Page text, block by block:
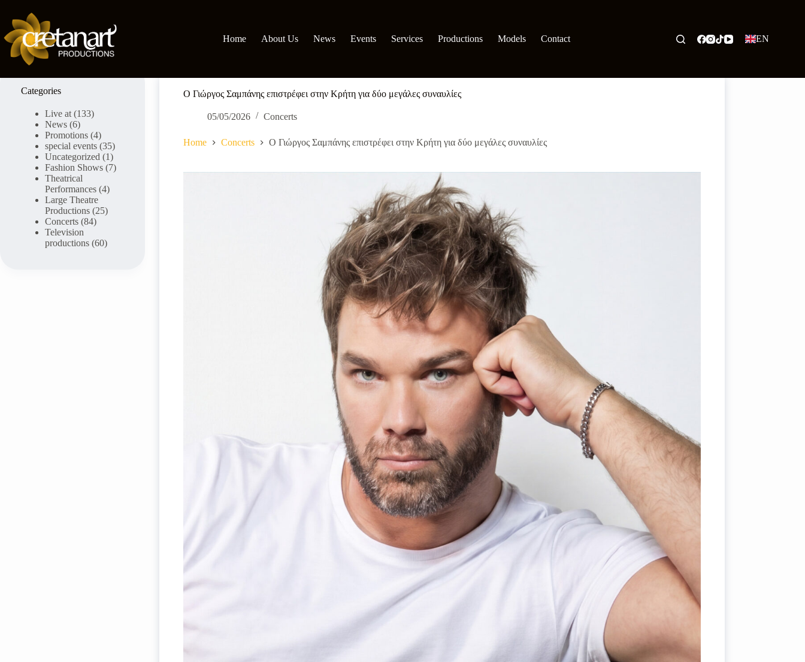
content
Home
About Us News Events Services Productions Models Contact EN
Ο Γιώργος Σαμπάνης επιστρέφει στην Κρήτη για δύο μεγάλες συναυλίες
05/05/2026 Concerts
Home Concerts Ο Γιώργος Σαμπάνης επιστρέφει στην Κρήτη για δύο μεγάλες συναυλίες
Categories
Live at (133)
News (6)
Promotions (4)
special events (35)
Uncategorized (1)
Fashion Shows (7)
Theatrical
Performances (4)
Large Theatre
Productions (25)
Concerts (84)
Television
productions (60)